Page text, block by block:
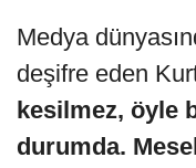
Medya
deşifre eden
kesilmez, öyle
durumda.